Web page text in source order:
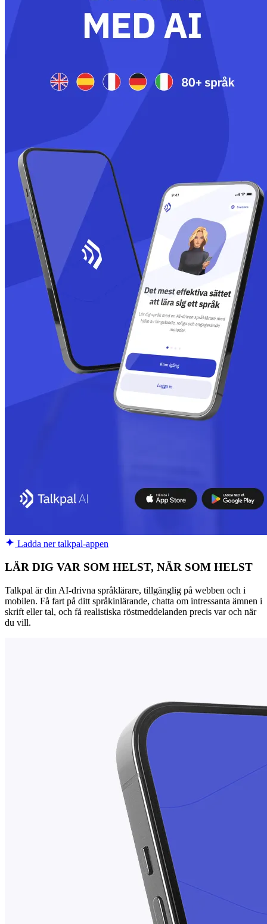
Ladda ner talkpal-appen
LÄR DIG VAR SOM HELST, NÄR SOM HELST
Talkpal är din AI-drivna språklärare, tillgänglig på webben och i
mobilen. Få fart på ditt språkinlärande, chatta om intressanta ämnen i
skrift eller tal, och få realistiska röstmeddelanden precis var och när
du vill.